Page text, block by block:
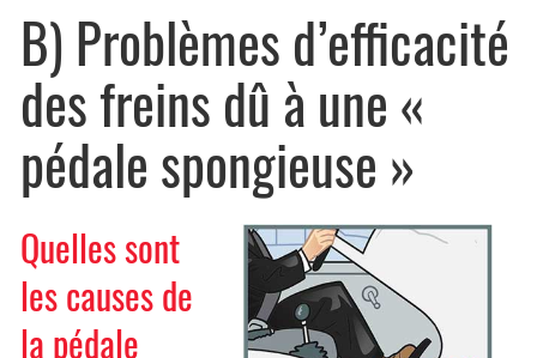
B) Problèmes d’efficacité
des freins dû à une «
pédale spongieuse »
Quelles sont
les causes de
la pédale